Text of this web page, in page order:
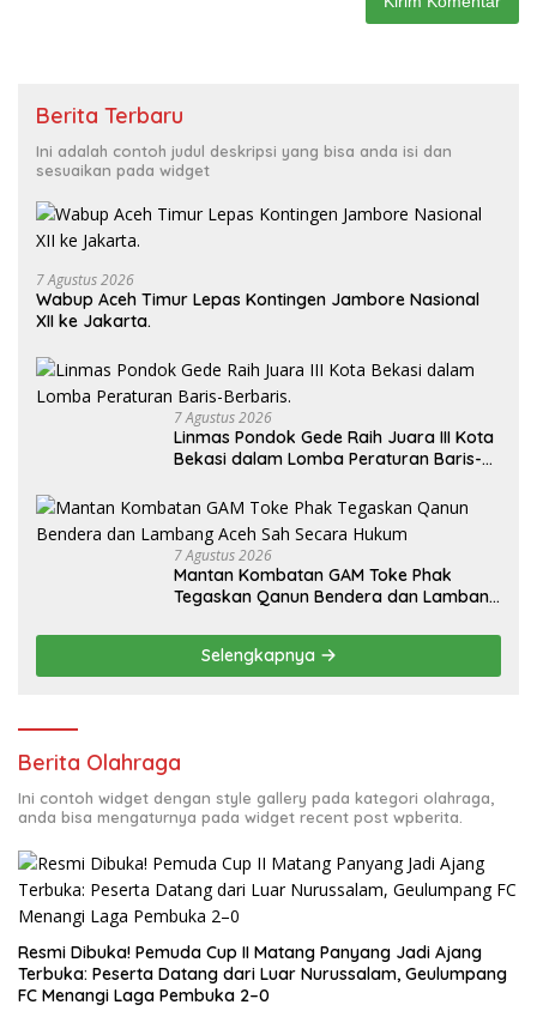
Berita Terbaru
Ini adalah contoh judul deskripsi yang bisa anda isi dan
sesuaikan pada widget
7 Agustus 2026
Wabup Aceh Timur Lepas Kontingen Jambore Nasional
XII ke Jakarta.
7 Agustus 2026
Linmas Pondok Gede Raih Juara III Kota
Bekasi dalam Lomba Peraturan Baris-
7 Agustus 2026
Mantan Kombatan GAM Toke Phak
Tegaskan Qanun Bendera dan Lambang
Selengkapnya
Berita Olahraga
Ini contoh widget dengan style gallery pada kategori olahraga,
anda bisa mengaturnya pada widget recent post wpberita.
Resmi Dibuka! Pemuda Cup II Matang Panyang Jadi Ajang
Terbuka: Peserta Datang dari Luar Nurussalam, Geulumpang
FC Menangi Laga Pembuka 2–0